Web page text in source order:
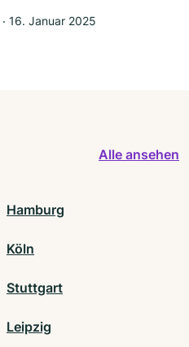
‧ 16. Januar 2025
Alle ansehen
Hamburg
Köln
Stuttgart
Leipzig